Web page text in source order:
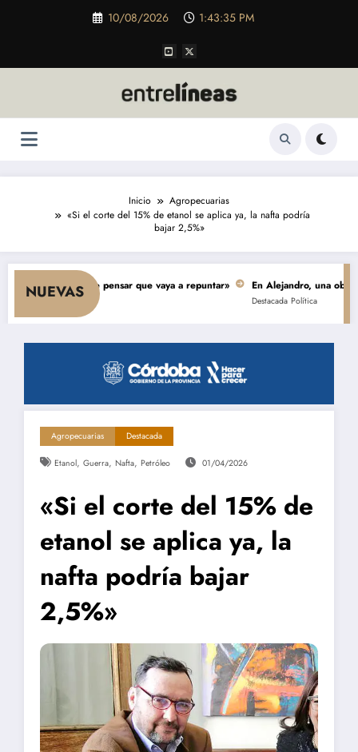
10/08/2026 1:43:36 PM
Inicio
Agropecuarias
«Si el corte del 15% de etanol se aplica ya, la nafta podría
bajar 2,5%»
NUEVAS
y nada hace pensar que vaya a repuntar» En Alejandro, una obra de $
Política
Agropecuarias Destacada
Etanol, Guerra, Nafta, Petróleo 01/04/2026
«Si el corte del 15% de
etanol se aplica ya, la
nafta podría bajar
2,5%»